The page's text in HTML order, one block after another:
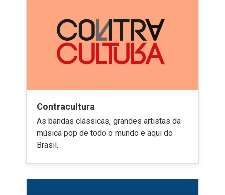
Contracultura
As bandas clássicas, grandes artistas da
música pop de todo o mundo e aqui do
Brasil.